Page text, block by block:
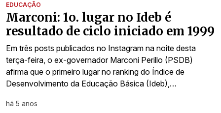
EDUCAÇÃO
Marconi: 1o. lugar no Ideb é
resultado de ciclo iniciado em 1999
Em três posts publicados no Instagram na noite desta
terça-feira, o ex-governador Marconi Perillo (PSDB)
afirma que o primeiro lugar no ranking do Índice de
Desenvolvimento da Educação Básica (Ideb),…
há 5 anos